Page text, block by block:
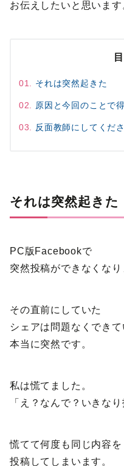
お伝えしたいと思います
それは突然起きた
原因と今回のことで
反面教師にしてくだ
それは突然起きた
PC版Facebookで
突然投稿ができなくなり
その直前にしていた
シェアは問題なくでき
本当に突然です。
私は慌てました。
「え？なんで？いきな
慌てて何度も同じ内容を
投稿してしまいます。